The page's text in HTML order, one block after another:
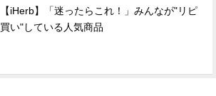
【iHerb】「迷ったらこれ！」みんなが"リピ
買い"している人気商品